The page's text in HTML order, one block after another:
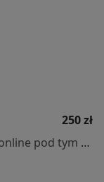
250 zł
Specjalista nie oferuje umawiania online pod tym adresem.